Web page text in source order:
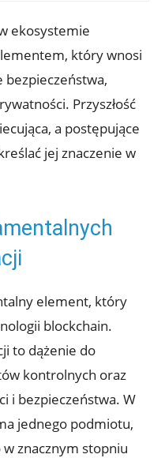
ekosystemie
który⁢ wnosi
bezpieczeństwa,
‌Przyszłość
⁤a postępujące
jej znaczenie w
element, ⁣który
‌blockchain.
to dążenie⁢ do
kontrolnych oraz
i bezpieczeństwa.​ W
jednego podmiotu,
w⁢ znacznym stopniu